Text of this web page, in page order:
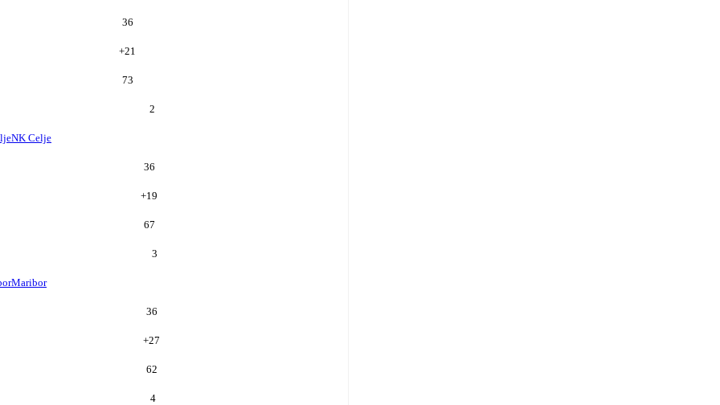
36
+21
73
2
NK Celje
36
+19
67
3
Maribor
36
+27
62
4